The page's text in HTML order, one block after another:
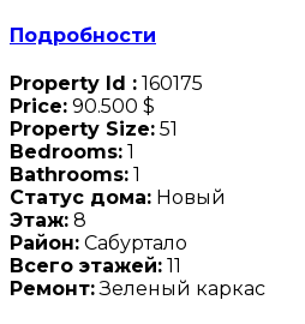
Подробности
Property Id : 160175
Price: 90.500 $
Property Size: 51
Bedrooms: 1
Bathrooms: 1
Статус дома: Новый
Этаж: 8
Район: Сабуртало
Всего этажей: 11
Ремонт:Зеленый каркас